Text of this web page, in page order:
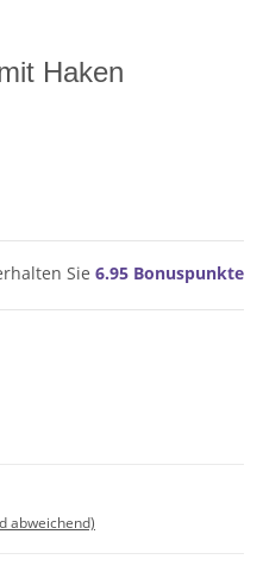
Haken
Sie 6.95 Bonuspunkte
abweichend)